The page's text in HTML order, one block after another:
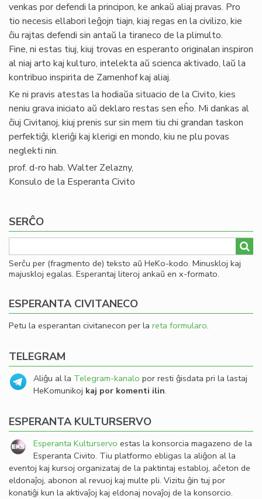
venkas por defendi la principon, ke ankaŭ aliaj pravas. Pro
tio necesis ellabori leĝojn tiajn, kiaj regas en la civilizo, kie
ĉiu rajtas defendi sin antaŭ la tiraneco de la plimulto.
Fine, ni estas tiuj, kiuj trovas en esperanto originalan inspiron
al niaj arto kaj kulturo, intelekta aŭ scienca aktivado, laŭ la
kontribuo inspirita de Zamenhof kaj aliaj.
Ke ni pravis atestas la hodiaŭa situacio de la Civito, kies
neniu grava iniciato aŭ deklaro restas sen eĥo. Mi dankas al
ĉiuj Civitanoj, kiuj prenis sur sin mem tiu chi grandan taskon
perfektiĝi, kleriĝi kaj klerigi en mondo, kiu ne plu povas
neglekti nin.
prof. d-ro hab. Walter Zelazny,
Konsulo de la Esperanta Civito
SERĈO
Serĉu per (fragmento de) teksto aŭ HeKo-kodo. Minuskloj kaj
majuskloj egalas. Esperantaj literoj ankaŭ en x-formato.
ESPERANTA CIVITANECO
Petu la esperantan civitanecon per la reta formularo.
TELEGRAM
Aliĝu al la Telegram-kanalo por resti ĝisdata pri la lastaj
HeKomunikoj kaj por komenti ilin.
ESPERANTA KULTURSERVO
Esperanta Kulturservo estas la konsorcia magazeno de la
Esperanta Civito. Tiu platformo ebligas la aliĝon al la
eventoj kaj kursoj organizataj de la paktintaj establoj, aĉeton de
eldonaĵoj, abonon al revuoj kaj multe pli. Vizitu ĝin tuj por
konatiĝi kun la aktivaĵoj kaj eldonaj novaĵoj de la konsorcio.